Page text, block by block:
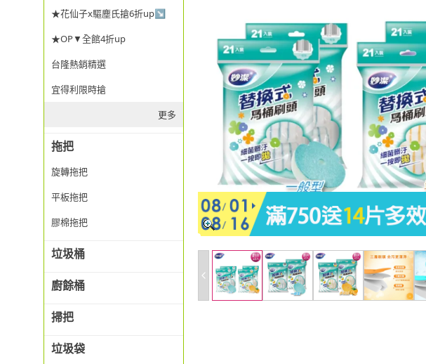
★花仙子x驅塵氏搶6折up↘
★OP▼全館4折up
台隆熱銷精選
宜得利限時搶
更多
拖把
旋轉拖把
平板拖把
膠棉拖把
垃圾桶
廚餘桶
掃把
垃圾袋